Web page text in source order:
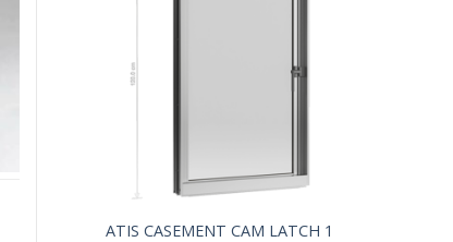
ATIS CASEMENT CAM LATCH 1